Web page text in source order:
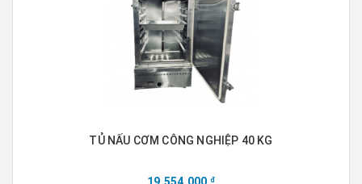
TỦ NẤU CƠM CÔNG NGHIỆP 40 KG
19.554.000 đ